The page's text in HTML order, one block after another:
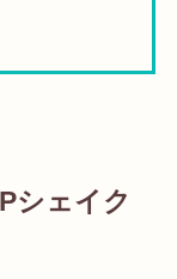
シェイク